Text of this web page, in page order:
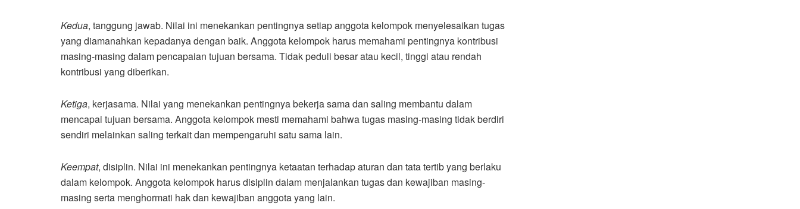
Kedua, tanggung jawab. Nilai ini menekankan pentingnya setiap anggota kelompok menyelesaikan tugas
yang diamanahkan kepadanya dengan baik. Anggota kelompok harus memahami pentingnya kontribusi
masing-masing dalam pencapaian tujuan bersama. Tidak peduli besar atau kecil, tinggi atau rendah
kontribusi yang diberikan.
Ketiga, kerjasama. Nilai yang menekankan pentingnya bekerja sama dan saling membantu dalam
mencapai tujuan bersama. Anggota kelompok mesti memahami bahwa tugas masing-masing tidak berdiri
sendiri melainkan saling terkait dan mempengaruhi satu sama lain.
Keempat, disiplin. Nilai ini menekankan pentingnya ketaatan terhadap aturan dan tata tertib yang berlaku
dalam kelompok. Anggota kelompok harus disiplin dalam menjalankan tugas dan kewajiban masing-
masing serta menghormati hak dan kewajiban anggota yang lain.